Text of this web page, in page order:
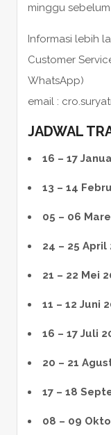
minggu
Informasi lebih
Customer
WhatsApp)
email :
JADWAL
16 – 17
13 – 14
05 – 06
24 – 25 April
21 – 22 Mei
11 – 12 Juni
16 – 17 Juli
20 – 21
17 – 18
08 – 09